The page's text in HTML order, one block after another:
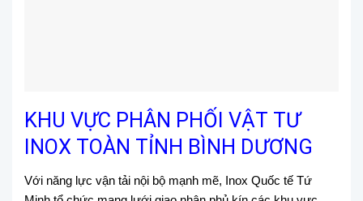
KHU VỰC PHÂN PHỐI VẬT TƯ
INOX TOÀN TỈNH BÌNH DƯƠNG
Với năng lực vận tải nội bộ mạnh mẽ, Inox Quốc tế Tứ